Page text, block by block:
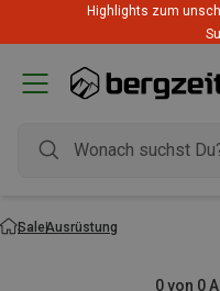
Highlights zum
SaleAusrüstung
0 von 0